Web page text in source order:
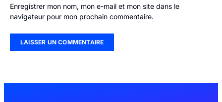
Enregistrer mon nom, mon e-mail et mon site dans le
navigateur pour mon prochain commentaire.